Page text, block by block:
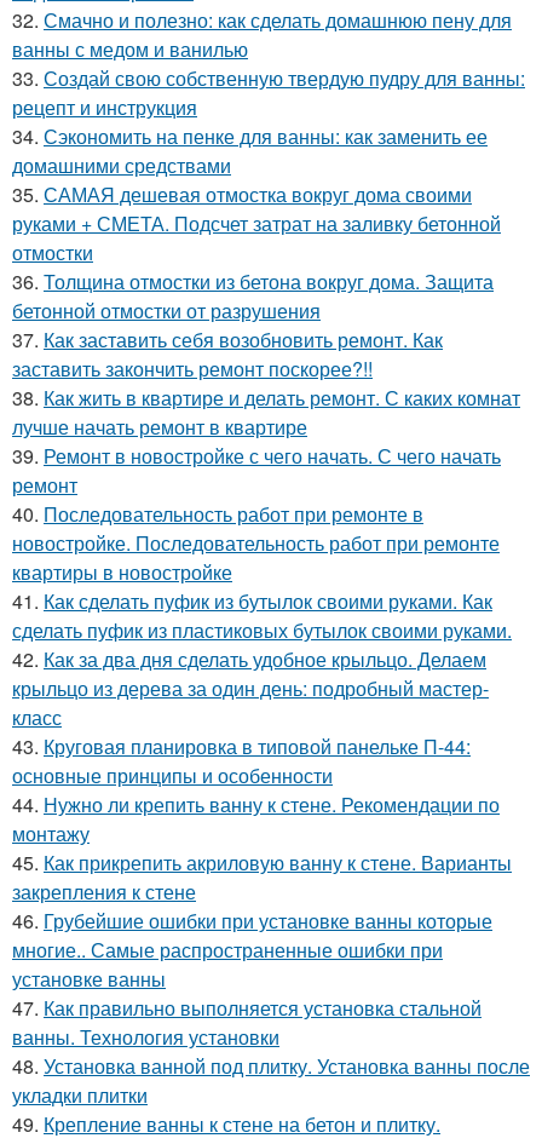
32. Смачно и полезно: как сделать домашнюю пену для
ванны с медом и ванилью
33. Создай свою собственную твердую пудру для ванны:
рецепт и инструкция
34. Сэкономить на пенке для ванны: как заменить ее
домашними средствами
35. САМАЯ дешевая отмостка вокруг дома своими
руками + СМЕТА. Подсчет затрат на заливку бетонной
отмостки
36. Толщина отмостки из бетона вокруг дома. Защита
бетонной отмостки от разрушения
37. Как заставить себя возобновить ремонт. Как
заставить закончить ремонт поскорее?!!
38. Как жить в квартире и делать ремонт. С каких комнат
лучше начать ремонт в квартире
39. Ремонт в новостройке с чего начать. С чего начать
ремонт
40. Последовательность работ при ремонте в
новостройке. Последовательность работ при ремонте
квартиры в новостройке
41. Как сделать пуфик из бутылок своими руками. Как
сделать пуфик из пластиковых бутылок своими руками.
42. Как за два дня сделать удобное крыльцо. Делаем
крыльцо из дерева за один день: подробный мастер-
класс
43. Круговая планировка в типовой панельке П-44:
основные принципы и особенности
44. Нужно ли крепить ванну к стене. Рекомендации по
монтажу
45. Как прикрепить акриловую ванну к стене. Варианты
закрепления к стене
46. Грубейшие ошибки при установке ванны которые
многие.. Самые распространенные ошибки при
установке ванны
47. Как правильно выполняется установка стальной
ванны. Технология установки
48. Установка ванной под плитку. Установка ванны после
укладки плитки
49. Крепление ванны к стене на бетон и плитку.